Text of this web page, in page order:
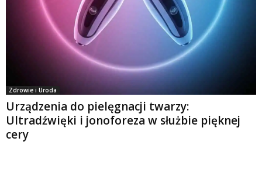
Zdrowie i Uroda
Urządzenia do pielęgnacji twarzy:
Ultradźwięki i jonoforeza w służbie pięknej
cery